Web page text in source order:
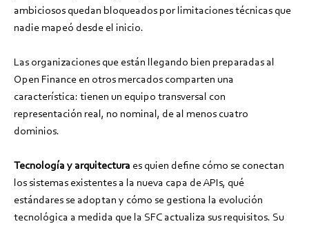
ambiciosos quedan bloqueados por limitaciones técnicas que
nadie mapeó desde el inicio.
Las organizaciones que están llegando bien preparadas al
Open Finance en otros mercados comparten una
característica: tienen un equipo transversal con
representación real, no nominal, de al menos cuatro
dominios.
Tecnología y arquitectura es quien define cómo se conectan
los sistemas existentes a la nueva capa de APIs, qué
estándares se adoptan y cómo se gestiona la evolución
tecnológica a medida que la SFC actualiza sus requisitos. Su